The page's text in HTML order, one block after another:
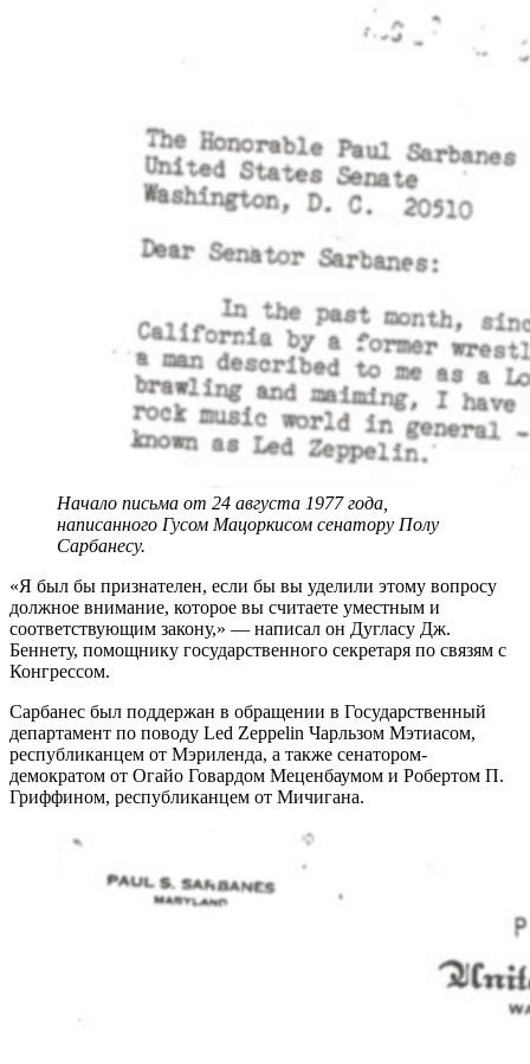
Начало письма от 24 августа 1977 года,
написанного Гусом Мацоркисом сенатору Полу
Сарбанесу.
«Я был бы признателен, если бы вы уделили этому вопросу
должное внимание, которое вы считаете уместным и
соответствующим закону,» — написал он Дугласу Дж.
Беннету, помощнику государственного секретаря по связям с
Конгрессом.
Сарбанес был поддержан в обращении в Государственный
департамент по поводу Led Zeppelin Чарльзом Мэтиасом,
республиканцем от Мэриленда, а также сенатором-
демократом от Огайо Говардом Меценбаумом и Робертом П.
Гриффином, республиканцем от Мичигана.